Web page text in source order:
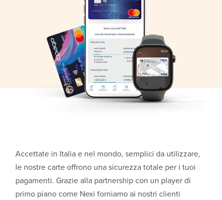
Accettate in Italia e nel mondo, semplici da utilizzare,
le nostre carte offrono una sicurezza totale per i tuoi
pagamenti. Grazie alla partnership con un player di
primo piano come Nexi forniamo ai nostri clienti